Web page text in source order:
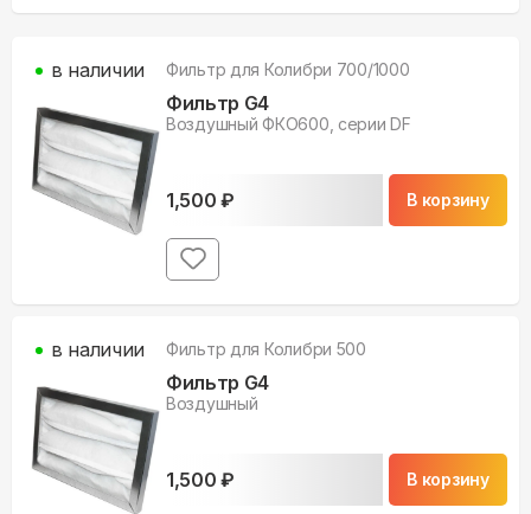
Фильтр для Колибри 700/1000
Фильтр G4
Воздушный ФКО600, серии DF
1,500 ₽ В корзину
в наличии
Фильтр для Колибри 500
Фильтр G4
Воздушный
1,500 ₽ В корзину
в наличии